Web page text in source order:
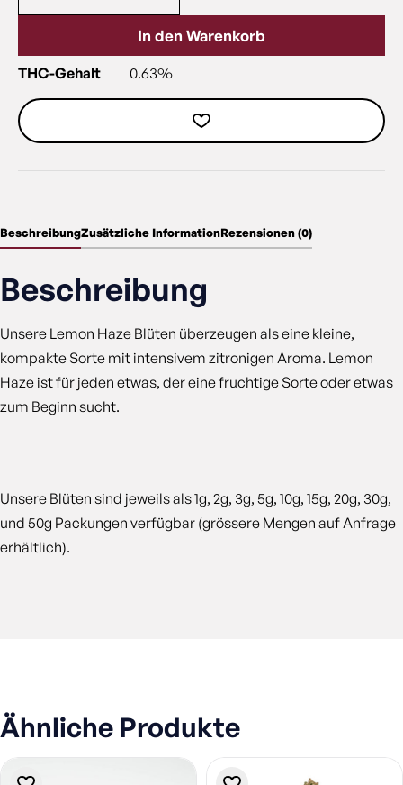
In den Warenkorb
THC-Gehalt 0.63%
BeschreibungZusätzliche InformationRezensionen (0)
Beschreibung
Unsere Lemon Haze Blüten überzeugen als eine kleine,
kompakte Sorte mit intensivem zitronigen Aroma. Lemon
Haze ist für jeden etwas, der eine fruchtige Sorte oder etwas
zum Beginn sucht.
Unsere Blüten sind jeweils als 1g, 2g, 3g, 5g, 10g, 15g, 20g, 30g,
und 50g Packungen verfügbar (grössere Mengen auf Anfrage
erhältlich).
Ähnliche Produkte